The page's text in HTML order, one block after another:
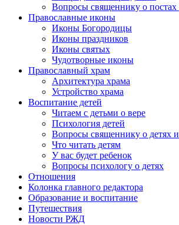
Вопросы священнику о постах
Православные иконы
Иконы Богородицы
Иконы праздников
Иконы святых
Чудотворные иконы
Православный храм
Архитектура храма
Устройство храма
Воспитание детей
Читаем с детьми о вере
Психология детей
Вопросы священнику о детях
Что читать детям
У вас будет ребенок
Вопросы психологу о детях
Отношения
Колонка главного редактора
Образование и воспитание
Путешествия
Новости РЖД